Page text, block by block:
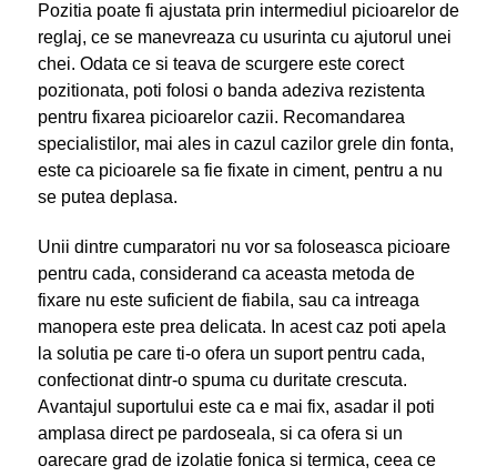
Pozitia poate fi ajustata prin intermediul picioarelor de
reglaj, ce se manevreaza cu usurinta cu ajutorul unei
chei. Odata ce si teava de scurgere este corect
pozitionata, poti folosi o banda adeziva rezistenta
pentru fixarea picioarelor cazii. Recomandarea
specialistilor, mai ales in cazul cazilor grele din fonta,
este ca picioarele sa fie fixate in ciment, pentru a nu
se putea deplasa.
Unii dintre cumparatori nu vor sa foloseasca picioare
pentru cada, considerand ca aceasta metoda de
fixare nu este suficient de fiabila, sau ca intreaga
manopera este prea delicata. In acest caz poti apela
la solutia pe care ti-o ofera un suport pentru cada,
confectionat dintr-o spuma cu duritate crescuta.
Avantajul suportului este ca e mai fix, asadar il poti
amplasa direct pe pardoseala, si ca ofera si un
oarecare grad de izolatie fonica si termica, ceea ce